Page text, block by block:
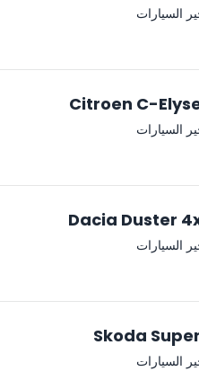
السيارات
Citroen C-
السيارات
Dacia Duster
السيارات
Skoda
السيارات